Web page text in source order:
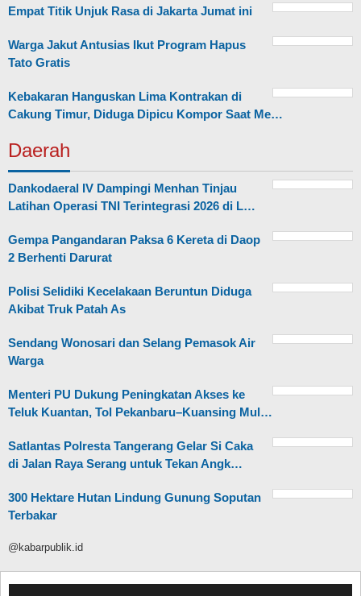
Empat Titik Unjuk Rasa di Jakarta Jumat ini
Warga Jakut Antusias Ikut Program Hapus
Tato Gratis
Kebakaran Hanguskan Lima Kontrakan di
Cakung Timur, Diduga Dipicu Kompor Saat Me…
Daerah
Dankodaeral IV Dampingi Menhan Tinjau
Latihan Operasi TNI Terintegrasi 2026 di L…
Gempa Pangandaran Paksa 6 Kereta di Daop
2 Berhenti Darurat
Polisi Selidiki Kecelakaan Beruntun Diduga
Akibat Truk Patah As
Sendang Wonosari dan Selang Pemasok Air
Warga
Menteri PU Dukung Peningkatan Akses ke
Teluk Kuantan, Tol Pekanbaru–Kuansing Mul…
Satlantas Polresta Tangerang Gelar Si Caka
di Jalan Raya Serang untuk Tekan Angk…
300 Hektare Hutan Lindung Gunung Soputan
Terbakar
@kabarpublik.id